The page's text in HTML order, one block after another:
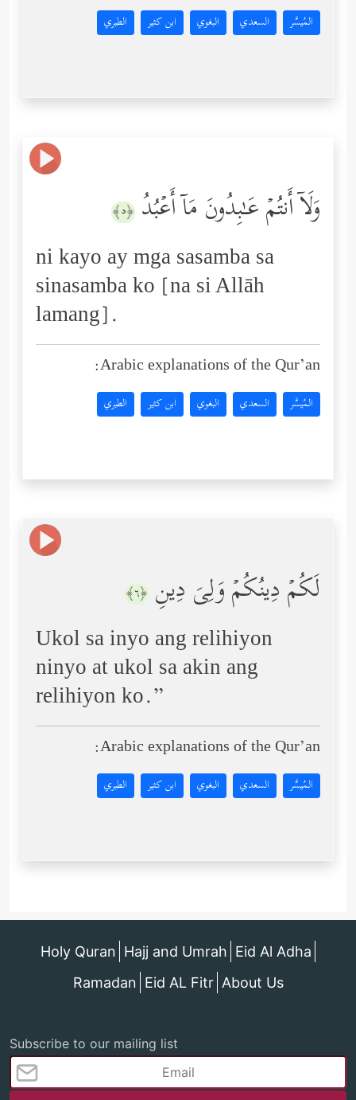
المُيسَّر السعدي البغوي ابن كثير الطبري
وَلَاۤ أَنتُمۡ عَـٰبِدُونَ مَاۤ أَعۡبُدُ ﴿٥﴾
ni kayo ay mga sasamba sa
sinasamba ko [na si Allāh
lamang].
Arabic explanations of the Qur’an:
المُيسَّر السعدي البغوي ابن كثير الطبري
لَكُمۡ دِینُكُمۡ وَلِیَ دِینِ ﴿٦﴾
Ukol sa inyo ang relihiyon
ninyo at ukol sa akin ang
relihiyon ko.”
Arabic explanations of the Qur’an:
المُيسَّر السعدي البغوي ابن كثير الطبري
Holy Quran Hajj and Umrah Eid Al Adha
Ramadan Eid AL Fitr About Us
Subscribe to our mailing list